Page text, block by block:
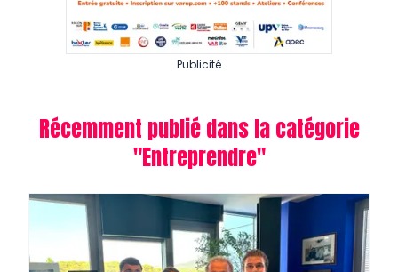
Publicité
Récemment publié dans la catégorie
"Entreprendre"